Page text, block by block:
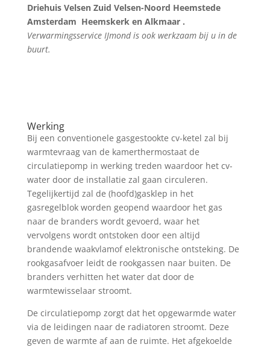
Driehuis Velsen Zuid Velsen-Noord Heemstede
Amsterdam Heemskerk en Alkmaar .
Verwarmingsservice IJmond is ook werkzaam bij u in de
buurt.
Werking
Bij een conventionele gasgestookte cv-ketel zal bij
warmtevraag van de kamerthermostaat de
circulatiepomp in werking treden waardoor het cv-
water door de installatie zal gaan circuleren.
Tegelijkertijd zal de (hoofd)gasklep in het
gasregelblok worden geopend waardoor het gas
naar de branders wordt gevoerd, waar het
vervolgens wordt ontstoken door een altijd
brandende waakvlamof elektronische ontsteking. De
rookgasafvoer leidt de rookgassen naar buiten. De
branders verhitten het water dat door de
warmtewisselaar stroomt.
De circulatiepomp zorgt dat het opgewarmde water
via de leidingen naar de radiatoren stroomt. Deze
geven de warmte af aan de ruimte. Het afgekoelde